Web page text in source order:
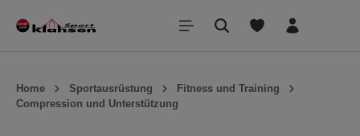
springen
Home Sportausrüstung
Fitness und Training
Compression und Unterstützung